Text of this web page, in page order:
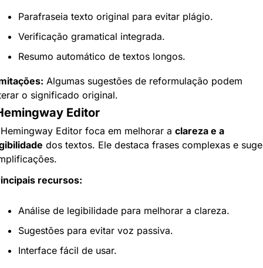
Parafraseia texto original para evitar plágio.
Verificação gramatical integrada.
Resumo automático de textos longos.
Algumas sugestões de reformulação podem
o significado original.
Editor
Editor foca em melhorar a clareza e a
dos textos. Ele destaca frases complexas e
recursos:
Análise de legibilidade para melhorar a clareza.
Sugestões para evitar voz passiva.
Interface fácil de usar.